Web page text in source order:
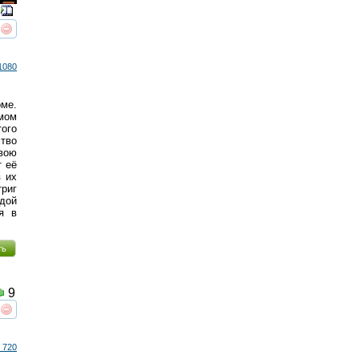
интересует
её
их
в
интересует
9
720